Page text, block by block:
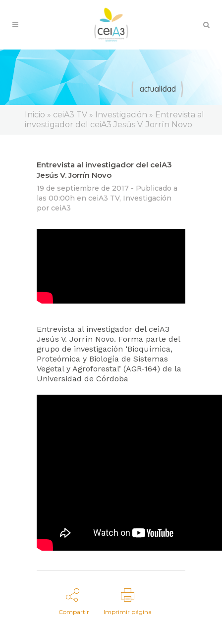
Inicio » ceiA3 TV » Investigación » Entrevista al
investigador del ceiA3 Jesús V. Jorrín Novo
Entrevista al investigador del ceiA3
Jesús V. Jorrín Novo
19 de septiembre de 2017 - Publicado a
las 00:00h en ceiA3 TV, Investigación
por ceiA3
Entrevista al investigador del ceiA3
Jesús V. Jorrín Novo. Forma parte del
grupo de investigación ‘Bioquímica,
Proteómica y Biología de Sistemas
Vegetal y Agroforestal’ (AGR-164) de la
Universidad de Córdoba
Compartir Imprimir página